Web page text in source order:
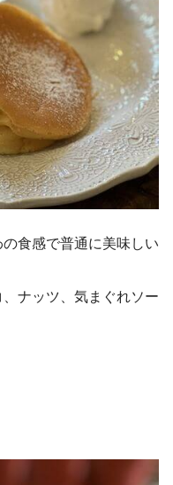
食感で普通に美味しい
ナッツ、気まぐれソー